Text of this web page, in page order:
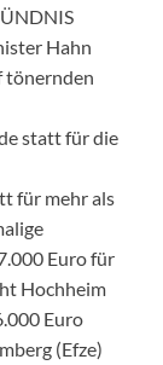
Hahn
tönernden
statt für die
für mehr als
Euro für
Hochheim
Euro
(Efze)